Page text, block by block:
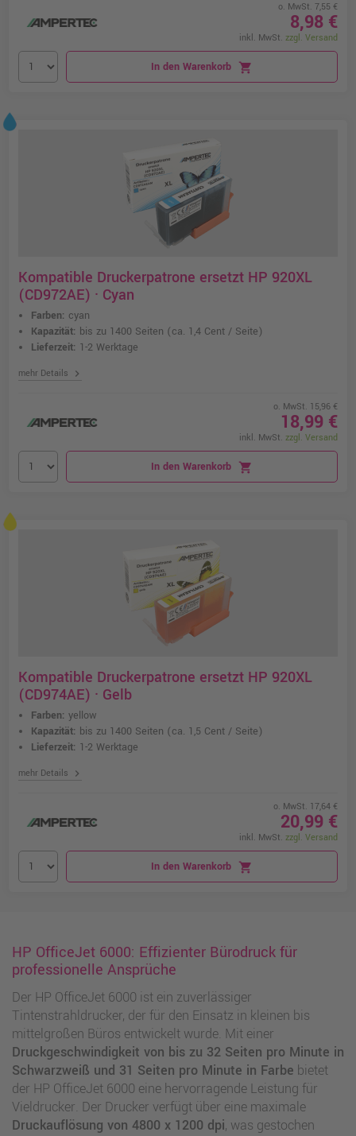
o. MwSt. 7,55 €
8,98 €
inkl. MwSt. zzgl. Versand
In den Warenkorb shopping_cart
Kompatible Druckerpatrone ersetzt HP 920XL
(CD972AE) · Cyan
Farben: cyan
Kapazität: bis zu 1400 Seiten (ca. 1,4 Cent / Seite)
Lieferzeit: 1-2 Werktage
mehr Details chevron_right
o. MwSt. 15,96 €
18,99 €
inkl. MwSt. zzgl. Versand
In den Warenkorb shopping_cart
Kompatible Druckerpatrone ersetzt HP 920XL
(CD974AE) · Gelb
Farben: yellow
Kapazität: bis zu 1400 Seiten (ca. 1,5 Cent / Seite)
Lieferzeit: 1-2 Werktage
mehr Details chevron_right
o. MwSt. 17,64 €
20,99 €
inkl. MwSt. zzgl. Versand
In den Warenkorb shopping_cart
HP OfficeJet 6000: Effizienter Bürodruck für
professionelle Ansprüche
Der HP OfficeJet 6000 ist ein zuverlässiger
Tintenstrahldrucker, der für den Einsatz in kleinen bis
mittelgroßen Büros entwickelt wurde. Mit einer
Druckgeschwindigkeit von bis zu 32 Seiten pro Minute in
Schwarzweiß und 31 Seiten pro Minute in Farbe bietet
der HP OfficeJet 6000 eine hervorragende Leistung für
Vieldrucker. Der Drucker verfügt über eine maximale
Druckauflösung von 4800 x 1200 dpi, was gestochen